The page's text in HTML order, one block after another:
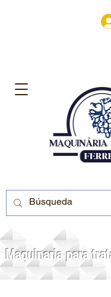
Maquinaria para